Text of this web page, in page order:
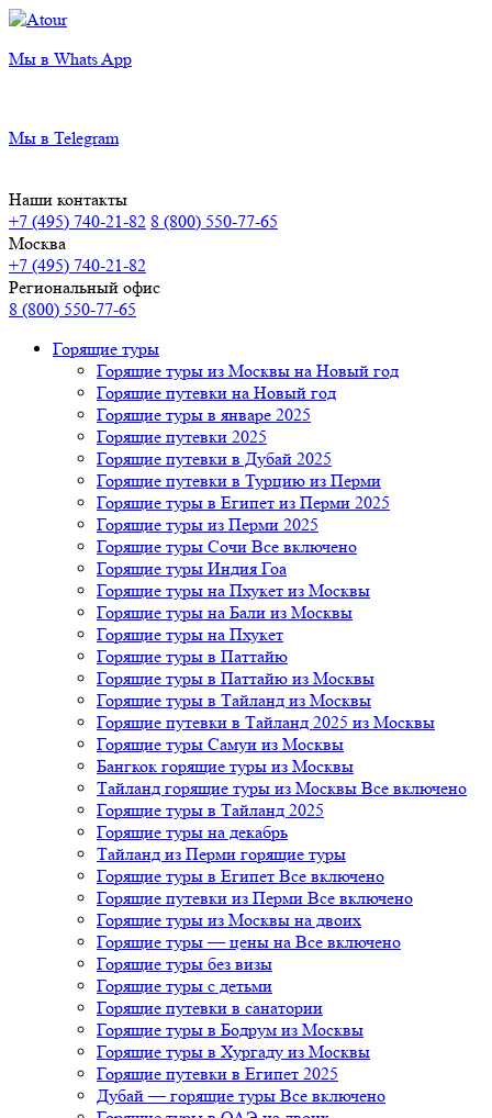
Мы в Whats App
Мы в Telegram
Наши контакты
+7 (495) 740-21-82 8 (800) 550-77-65
Москва
+7 (495) 740-21-82
Региональный офис
8 (800) 550-77-65
Горящие туры
Горящие туры из Москвы на Новый год
Горящие путевки на Новый год
Горящие туры в январе 2025
Горящие путевки 2025
Горящие путевки в Дубай 2025
Горящие путевки в Турцию из Перми
Горящие туры в Египет из Перми 2025
Горящие туры из Перми 2025
Горящие туры Сочи Все включено
Горящие туры Индия Гоа
Горящие туры на Пхукет из Москвы
Горящие туры на Бали из Москвы
Горящие туры на Пхукет
Горящие туры в Паттайю
Горящие туры в Паттайю из Москвы
Горящие туры в Тайланд из Москвы
Горящие путевки в Тайланд 2025 из Москвы
Горящие туры Самуи из Москвы
Бангкок горящие туры из Москвы
Тайланд горящие туры из Москвы Все включено
Горящие туры в Тайланд 2025
Горящие туры на декабрь
Тайланд из Перми горящие туры
Горящие туры в Египет Все включено
Горящие путевки из Перми Все включено
Горящие туры из Москвы на двоих
Горящие туры — цены на Все включено
Горящие туры без визы
Горящие туры с детьми
Горящие путевки в санатории
Горящие туры в Бодрум из Москвы
Горящие туры в Хургаду из Москвы
Горящие путевки в Египет 2025
Дубай — горящие туры Все включено